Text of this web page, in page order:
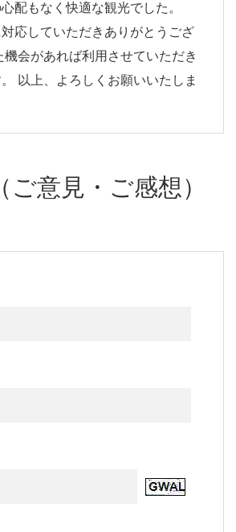
配もなく快適な観光でした。
応していただきありがとうござ
機会があれば利用させていただき
以上、よろしくお願いいたしま
ご意見・ご感想）